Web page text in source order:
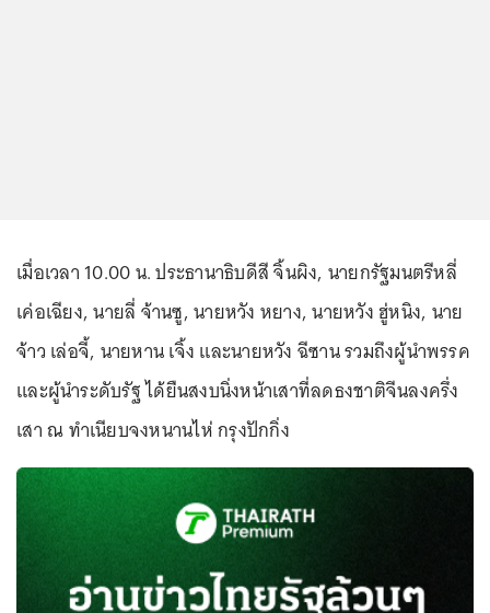
เมื่อเวลา 10.00 น. ประธานาธิบดีสี จิ้นผิง, นายกรัฐมนตรีหลี่
เค่อเฉียง, นายลี่ จ้านซู, นายหวัง หยาง, นายหวัง ฮู่หนิง, นาย
จ้าว เล่อจี้, นายหาน เจิ้ง และนายหวัง ฉีซาน รวมถึงผู้นำพรรค
และผู้นำระดับรัฐ ได้ยืนสงบนิ่งหน้าเสาที่ลดธงชาติจีนลงครึ่ง
เสา ณ ทำเนียบจงหนานไห่ กรุงปักกิ่ง